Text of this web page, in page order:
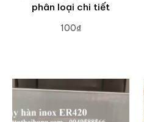
phân loại chi tiết
100₫